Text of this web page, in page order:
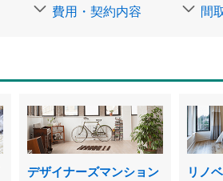
費用・契約内容 間
デザイナーズマンション リノ